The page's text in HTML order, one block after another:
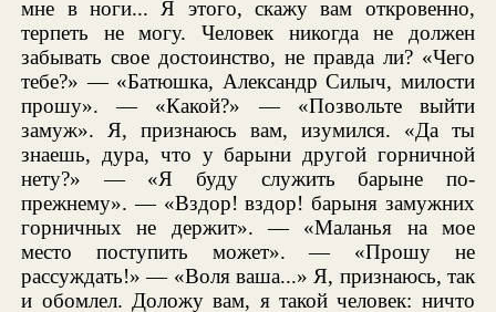
мне в ноги... Я этого, скажу вам откровенно,
терпеть не могу. Человек никогда не должен
забывать свое достоинство, не правда ли? «Чего
тебе?» — «Батюшка, Александр Силыч, милости
прошу». — «Какой?» — «Позвольте выйти
замуж». Я, признаюсь вам, изумился. «Да ты
знаешь, дура, что у барыни другой горничной
нету?» — «Я буду служить барыне по-
прежнему». — «Вздор! вздор! барыня замужних
горничных не держит». — «Маланья на мое
место поступить может». — «Прошу не
рассуждать!» — «Воля ваша...» Я, признаюсь, так
и обомлел. Доложу вам, я такой человек: ничто